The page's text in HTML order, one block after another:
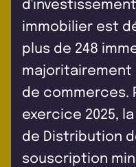
immobilier est
plus de 248
majoritairement
de commerces.
exercice 2025,
de Distribution
souscription